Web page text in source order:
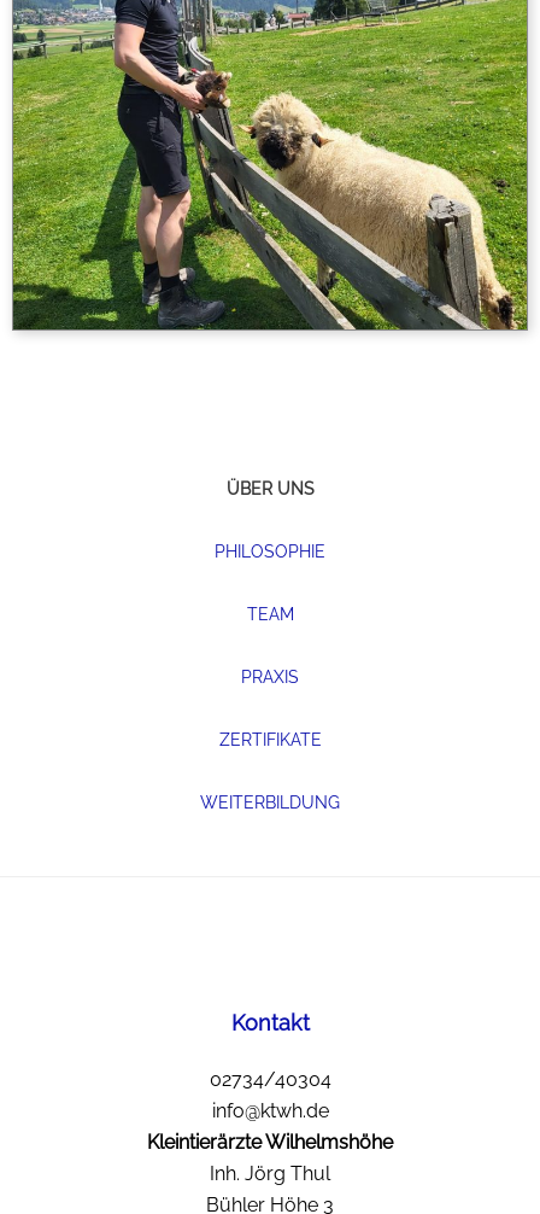
ÜBER UNS
PHILOSOPHIE
TEAM
PRAXIS
ZERTIFIKATE
WEITERBILDUNG
Kontakt
02734/40304
info@ktwh.de
Kleintierärzte Wilhelmshöhe
Inh. Jörg Thul
Bühler Höhe 3